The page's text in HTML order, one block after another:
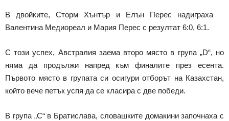
В двойките, Сторм Хънтър и Елън Перес надиграха
Валентина Медиореал и Мария Перес с резултат 6:0, 6:1.
С този успех, Австралия заема второ място в група „D“, но
няма да продължи напред към финалите през есента.
Първото място в групата си осигури отборът на Казахстан,
който вече петък успя да се класира с две победи.
В група „C“ в Братислава, словашките домакини започнаха с